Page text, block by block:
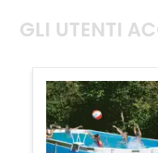
GLI UTENTI